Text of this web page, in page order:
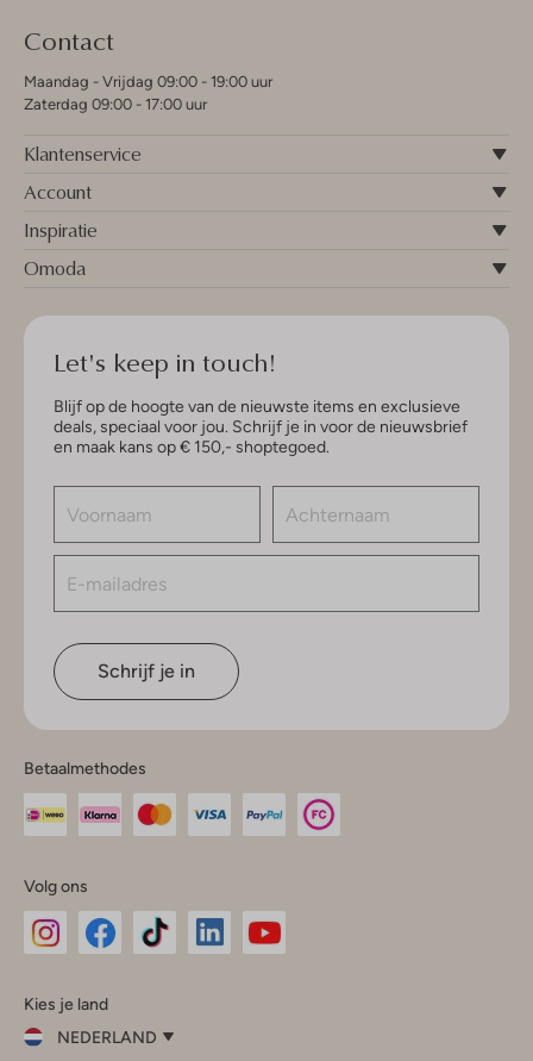
Contact
Maandag - Vrijdag 09:00 - 19:00 uur
Zaterdag 09:00 - 17:00 uur
Klantenservice
Account
Inspiratie
Omoda
Let's keep in touch!
Blijf op de hoogte van de nieuwste items en exclusieve
deals, speciaal voor jou. Schrijf je in voor de nieuwsbrief
en maak kans op € 150,- shoptegoed.
Schrijf je in
Betaalmethodes
Volg ons
InstagramFacebook
Kies je land
NEDERLAND